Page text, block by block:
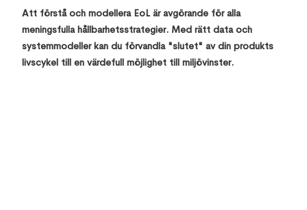
Att förstå och modellera EoL är avgörande för alla
meningsfulla hållbarhetsstrategier. Med rätt data och
systemmodeller kan du förvandla "slutet" av din produkts
livscykel till en värdefull möjlighet till miljövinster.